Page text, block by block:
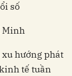
số
Minh
hướng phát
tế tuần